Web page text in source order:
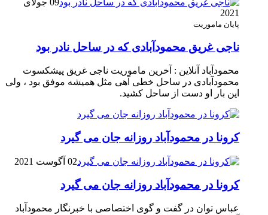
09 جولای
2021
پایان ماموریت
ناجی غریق محمودآبادی که در ساحل نادر بود
محمودآباد آنلاین : آخرین ماموریت ناجی غریق پیشکسوت
محمودآبادی در ساحل خطی آهی مثل همیشه موفق بود ، ولی
این بار او دست از ساحل کشید.
کرونا در محمودآباد روزانه جان می گیرد
02 آگوست 2021
کرونا در محمودآباد روزانه جان می گیرد
عباس توان در گفت و گوی اختصاصی با خبرنگار محمودآباد